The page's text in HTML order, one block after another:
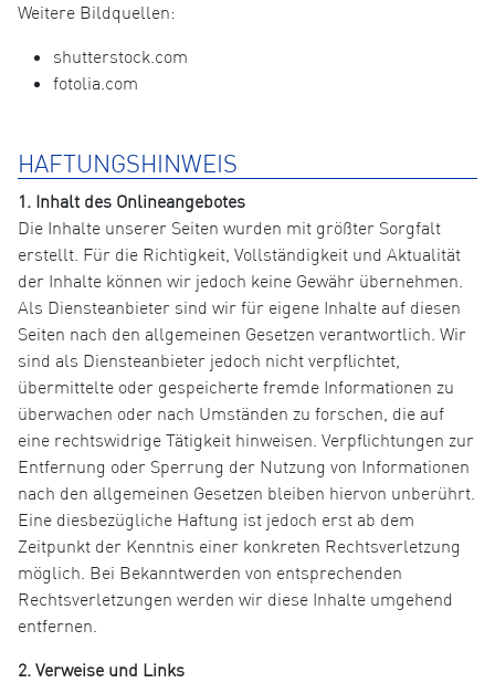
Weitere Bildquellen:
shutterstock.com
fotolia.com
HAFTUNGSHINWEIS
1. Inhalt des Onlineangebotes
Die Inhalte unserer Seiten wurden mit größter Sorgfalt
erstellt. Für die Richtigkeit, Vollständigkeit und Aktualität
der Inhalte können wir jedoch keine Gewähr übernehmen.
Als Diensteanbieter sind wir für eigene Inhalte auf diesen
Seiten nach den allgemeinen Gesetzen verantwortlich. Wir
sind als Diensteanbieter jedoch nicht verpflichtet,
übermittelte oder gespeicherte fremde Informationen zu
überwachen oder nach Umständen zu forschen, die auf
eine rechtswidrige Tätigkeit hinweisen. Verpflichtungen zur
Entfernung oder Sperrung der Nutzung von Informationen
nach den allgemeinen Gesetzen bleiben hiervon unberührt.
Eine diesbezügliche Haftung ist jedoch erst ab dem
Zeitpunkt der Kenntnis einer konkreten Rechtsverletzung
möglich. Bei Bekanntwerden von entsprechenden
Rechtsverletzungen werden wir diese Inhalte umgehend
entfernen.
2. Verweise und Links